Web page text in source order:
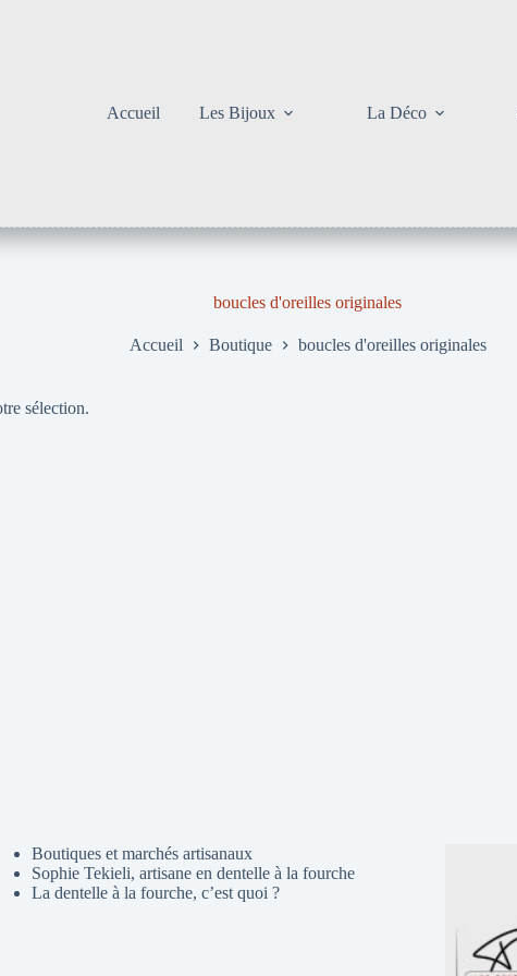
Accueil Les Bijoux La Déco
boucles d'oreilles originales
Accueil Boutique boucles d'oreilles originales
sélection.
Boutiques et marchés artisanaux
Sophie Tekieli, artisane en dentelle à la fourche
La dentelle à la fourche, c’est quoi ?